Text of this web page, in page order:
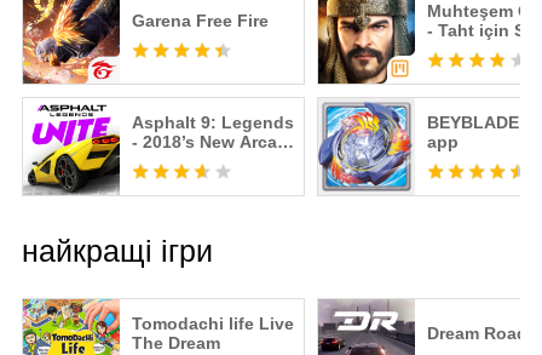
Garena Free Fire
Muhteşem
- Taht için
Savaşı
Asphalt 9: Legends
- 2018’s New Arcade
Racing Game
BEYBLADE
app
найкращі ігри
Tomodachi life Live
The Dream
Dream Road: